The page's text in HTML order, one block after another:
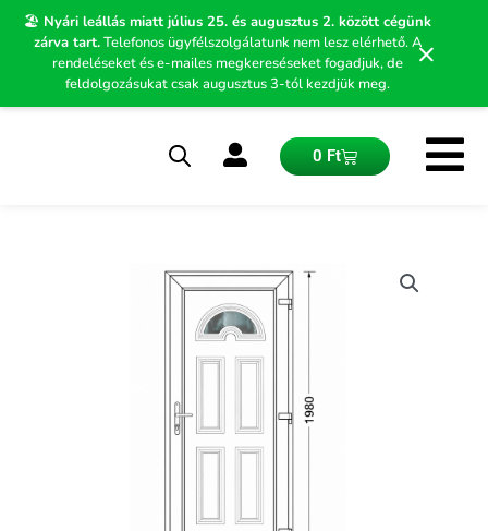
🏖️ Nyári leállás miatt július 25. és augusztus 2. között cégünk
zárva tart.Telefonos ügyfélszolgálatunk nem lesz elérhető. A
rendeléseket és e-mailes megkereséseket fogadjuk, de
feldolgozásukat csak augusztus 3-tól kezdjük meg.
×
Skip
0 FtKosár